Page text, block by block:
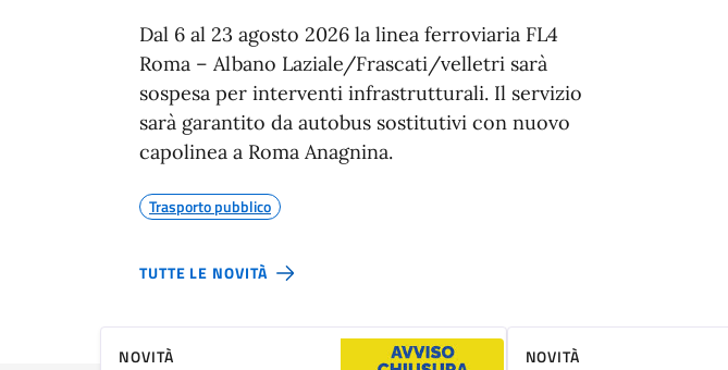
Dal 6 al 23 agosto 2026 la linea ferroviaria FL4
Roma – Albano Laziale/Frascati/velletri sarà
sospesa per interventi infrastrutturali. Il servizio
sarà garantito da autobus sostitutivi con nuovo
capolinea a Roma Anagnina.
Trasporto pubblico
TUTTE LE NOVITÀ
NOVITÀ NOVITÀ